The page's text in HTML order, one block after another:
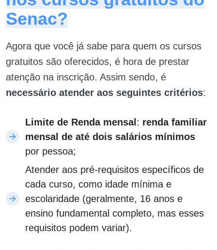
Senac?
Agora que você já sabe para quem os cursos
gratuitos são oferecidos, é hora de prestar
atenção na inscrição. Assim sendo, é
necessário atender aos seguintes critérios:
Limite de Renda mensal: renda familiar
mensal de até dois salários mínimos
por pessoa;
Atender aos pré-requisitos específicos de
cada curso, como idade mínima e
escolaridade (geralmente, 16 anos e
ensino fundamental completo, mas esses
requisitos podem variar).